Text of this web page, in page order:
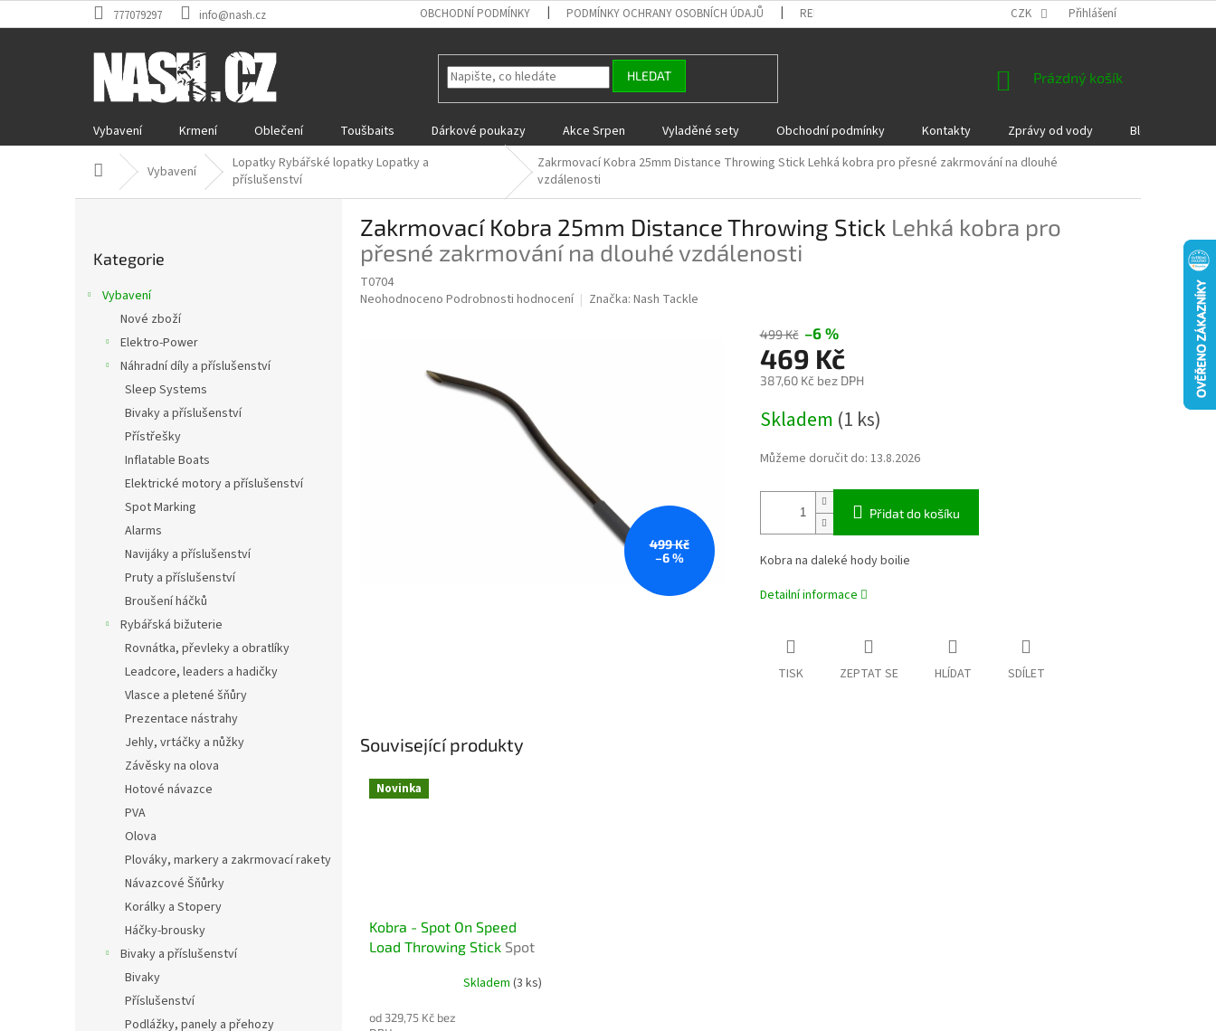
na
777079297 info@nash.cz OBCHODNÍ PODMÍNKY PODMÍNKY OCHRANY OSOBNÍCH ÚDAJŮ REKLAMACE A VRÁCENÍ ZBOŽÍ DÁRKOVÉ POUKAZY
CZK Přihlášení
HLEDAT
NÁKUPNÍ
Prázdný košík
Vybavení Krmení Oblečení Toušbaits Dárkové poukazy Akce Srpen Vyladěné sety Obchodní podmínky Kontakty Zprávy od vody Blog
Domů Vybavení
Lopatky Rybářské lopatky Lopatky a
příslušenství
Zakrmovací Kobra 25mm Distance Throwing StickLehká kobra pro přesné zakrmování na dlouhé
vzdálenosti
kategorie
Kategorie
Vybavení
Nové zboží
Elektro-Power
Náhradní díly a příslušenství
Sleep Systems
Bivaky a příslušenství
Přístřešky
Inflatable Boats
Elektrické motory a příslušenství
Spot Marking
Alarms
Navijáky a příslušenství
Pruty a příslušenství
Broušení háčků
Rybářská bižuterie
Rovnátka, převleky a obratlíky
Leadcore, leaders a hadičky
Vlasce a pletené šňůry
Prezentace nástrahy
Jehly, vrtáčky a nůžky
Závěsky na olova
Hotové návazce
PVA
Olova
Plováky, markery a zakrmovací rakety
Návazcové Šňůrky
Korálky a Stopery
Háčky-brousky
Bivaky a příslušenství
Bivaky
Příslušenství
Podlážky, panely a přehozy
Zakrmovací Kobra 25mm Distance Throwing Stick Lehká kobra pro
přesné zakrmování na dlouhé vzdálenosti
T0704
Průměrné
Neohodnoceno Podrobnosti hodnocení Značka: Nash Tackle
499 Kč
–6 %
499 Kč –6 %
469 Kč
387,60 Kč bez DPH
cena:
Skladem (1 ks)
Můžeme doručit do: 13.8.2026
Přidat do košíku
Kobra na daleké hody boilie
Detailní informace
TISK ZEPTAT SE HLÍDAT SDÍLET
Související produkty
Novinka
Kobra - Spot On Speed
Load Throwing Stick Spot
Stick – přesné a rychlé
Skladem (3 ks)
od 329,75 Kč bez